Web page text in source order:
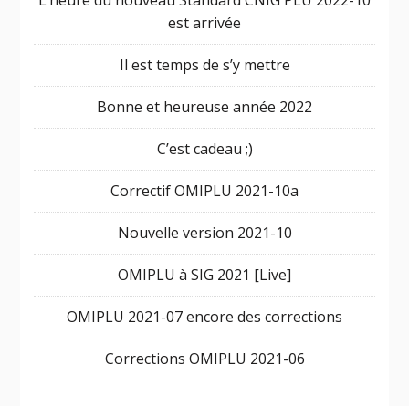
est arrivée
Il est temps de s’y mettre
Bonne et heureuse année 2022
C’est cadeau ;)
Correctif OMIPLU 2021-10a
Nouvelle version 2021-10
OMIPLU à SIG 2021 [Live]
OMIPLU 2021-07 encore des corrections
Corrections OMIPLU 2021-06